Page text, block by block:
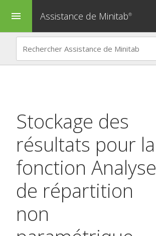
menu Assistance de Minitab®
Stockage des
résultats pour la
fonction Analyse
de répartition
non